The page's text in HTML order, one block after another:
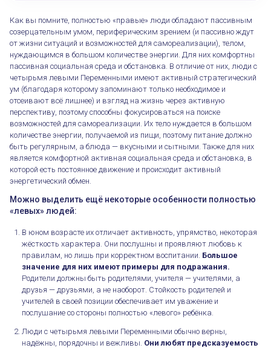
Как вы помните, полностью «правые» люди обладают пассивным
созерцательным умом, периферическим зрением (и пассивно ждут
от жизни ситуаций и возможностей для самореализации), телом,
нуждающимся в большом количестве энергии. Для них комфортны
пассивная социальная среда и обстановка. В отличие от них, люди с
четырьмя левыми Переменными имеют активный стратегический
ум (благодаря которому запоминают только необходимое и
отсеивают всё лишнее) и взгляд на жизнь через активную
перспективу, поэтому способны фокусироваться на поиске
возможностей для самореализации. Их тело нуждается в большом
количестве энергии, получаемой из пищи, поэтому питание должно
быть регулярным, а блюда — вкусными и сытными. Также для них
является комфортной активная социальная среда и обстановка, в
которой есть постоянное движение и происходит активный
энергетический обмен.
Можно выделить ещё некоторые особенности полностью
«левых» людей:
В юном возрасте их отличает активность, упрямство, некоторая
жёсткость характера. Они послушны и проявляют любовь к
правилам, но лишь при корректном воспитании. Большое
значение для них имеют примеры для подражания.
Родители должны быть родителями, учителя — учителями, а
друзья — друзьями, а не наоборот. Стойкость родителей и
учителей в своей позиции обеспечивает им уважение и
послушание со стороны полностью «левого» ребёнка.
Люди с четырьмя левыми Переменными обычно верны,
надёжны, порядочны и вежливы. Они любят предсказуемость